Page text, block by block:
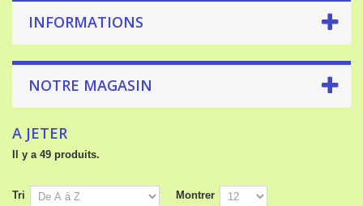
INFORMATIONS
NOTRE MAGASIN
A JETER
Il y a 49 produits.
Tri
Montrer